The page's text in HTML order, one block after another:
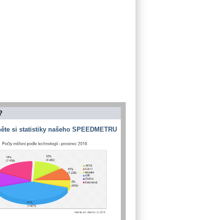
si statistiky našeho SPEEDMETRU